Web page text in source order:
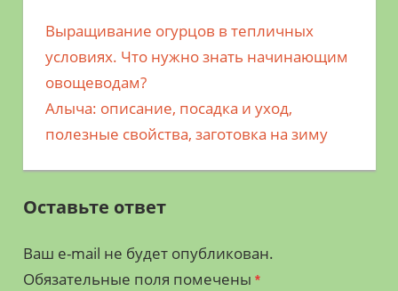
Навигация
по
записям
Предыдущая
запись;
Выращивание огурцов в тепличных
условиях. Что нужно знать начинающим
овощеводам?
Следующая
запись:
Алыча: описание, посадка и уход,
полезные свойства, заготовка на зиму
Оставьте ответ
Ваш e-mail не будет опубликован.
Обязательные поля помечены *